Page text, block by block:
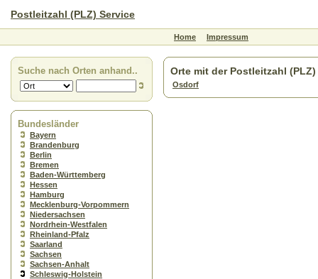
Postleitzahl (PLZ) Service
Home Impressum
Suche nach Orten anhand..
Bundesländer
Bayern
Brandenburg
Berlin
Bremen
Baden-Württemberg
Hessen
Hamburg
Mecklenburg-Vorpommern
Niedersachsen
Nordrhein-Westfalen
Rheinland-Pfalz
Saarland
Sachsen
Sachsen-Anhalt
Schleswig-Holstein
Orte mit der Postleitzahl (PLZ)
Osdorf